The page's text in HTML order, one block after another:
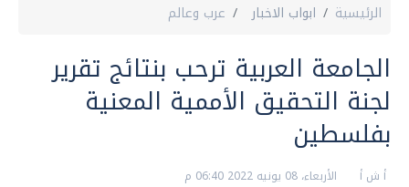
الرئيسية ابواب الاخبار عرب وعالم
الجامعة العربية ترحب بنتائج تقرير
لجنة التحقيق الأممية المعنية
بفلسطين
أ ش أ الأربعاء، 08 يونيه 2022 06:40 م